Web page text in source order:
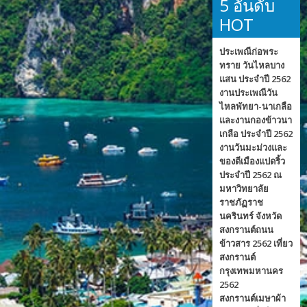
5 อันดับ
HOT
ประเพณีก่อพระ
ทราย วันไหลบาง
แสน ประจำปี 2562
งานประเพณีวัน
ไหลพัทยา-นาเกลือ
และงานกองข้าวนา
เกลือ ประจำปี 2562
งานวันมะม่วงและ
ของดีเมืองแปดริ้ว
ประจำปี 2562 ณ
มหาวิทยาลัย
ราชภัฏราช
นครินทร์ จังหวัด
สงกรานต์ถนน
ข้าวสาร 2562 เที่ยว
สงกรานต์
กรุงเทพมหานคร
2562
สงกรานต์เมษาผ้า